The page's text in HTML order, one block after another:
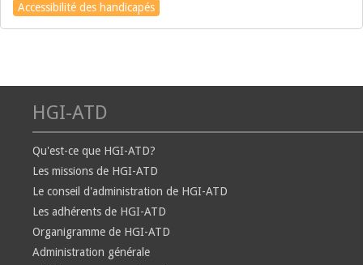
Accessibilité des handicapés
HGI-ATD
Qu'est-ce que HGI-ATD?
Les missions de HGI-ATD
Le conseil d'administration de HGI-ATD
Les adhérents de HGI-ATD
Organigramme de HGI-ATD
Administration générale